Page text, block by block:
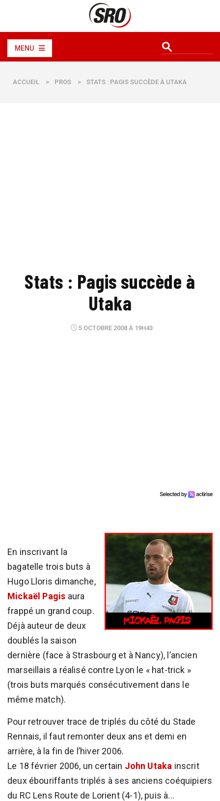
MENU
ACCUEIL > PROS > STATS : PAGIS SUCCÈDE À UTAKA
Stats : Pagis succède à
Utaka
5 OCTOBRE 2008 À 19H43
En inscrivant la
bagatelle trois buts à
Hugo Lloris dimanche,
Mickaël Pagis aura
frappé un grand coup.
Déjà auteur de deux
doublés la saison
dernière (face à Strasbourg et à Nancy), l’ancien
marseillais a réalisé contre Lyon le « hat-trick »
(trois buts marqués consécutivement dans le
même match).
Pour retrouver trace de triplés du côté du Stade
Rennais, il faut remonter deux ans et demi en
arrière, à la fin de l’hiver 2006.
Le 18 février 2006, un certain John Utaka inscrit
deux ébouriffants triplés à ses anciens coéquipiers
du RC Lens Route de Lorient (4-1), puis à...